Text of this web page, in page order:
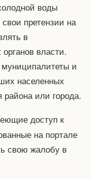
воды
претензии на
в
власти.
и
населенных
района или города.
доступ к
на портале
свою жалобу в